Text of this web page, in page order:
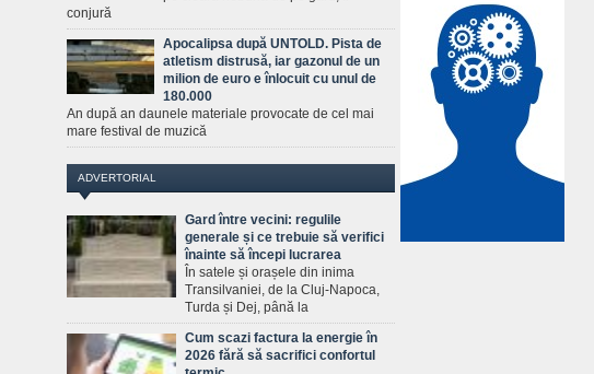
conjură
Apocalipsa după UNTOLD. Pista de
atletism distrusă, iar gazonul de un
milion de euro e înlocuit cu unul de
180.000
An după an daunele materiale provocate de cel mai
mare festival de muzică
ADVERTORIAL
Gard între vecini: regulile
generale și ce trebuie să verifici
înainte să începi lucrarea
În satele și orașele din inima
Transilvaniei, de la Cluj-Napoca,
Turda și Dej, până la
Cum scazi factura la energie în
2026 fără să sacrifici confortul